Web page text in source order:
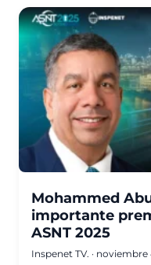
Mohammed
importante
ASNT 2025
Inspenet TV. · noviembre